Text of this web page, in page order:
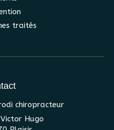
traités
chiropracteur
Hugo